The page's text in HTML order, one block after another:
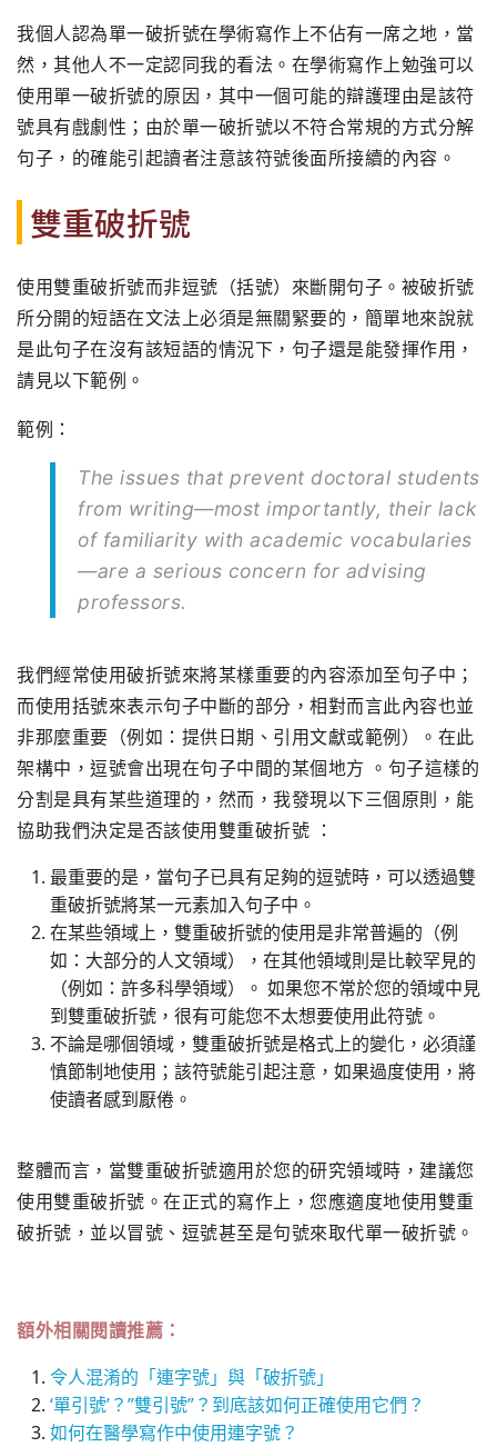
我個人認為單一破折號在學術寫作上不佔有一席之地，當
然，其他人不一定認同我的看法。在學術寫作上勉強可以
使用單一破折號的原因，其中一個可能的辯護理由是該符
號具有戲劇性；由於單一破折號以不符合常規的方式分解
句子，的確能引起讀者注意該符號後面所接續的內容。
雙重破折號
使用雙重破折號而非逗號（括號）來斷開句子。被破折號
所分開的短語在文法上必須是無關緊要的，簡單地來說就
是此句子在沒有該短語的情況下，句子還是能發揮作用，
請見以下範例。
範例：
The issues that prevent doctoral students
from writing—most importantly, their lack
of familiarity with academic vocabularies
—are a serious concern for advising
professors.
我們經常使用破折號來將某樣重要的內容添加至句子中；
而使用括號來表示句子中斷的部分，相對而言此內容也並
非那麼重要（例如：提供日期、引用文獻或範例）。在此
架構中，逗號會出現在句子中間的某個地方 。句子這樣的
分割是具有某些道理的，然而，我發現以下三個原則，能
協助我們決定是否該使用雙重破折號 ：
最重要的是，當句子已具有足夠的逗號時，可以透過雙
重破折號將某一元素加入句子中。
在某些領域上，雙重破折號的使用是非常普遍的（例
如：大部分的人文領域），在其他領域則是比較罕見的
（例如：許多科學領域）。 如果您不常於您的領域中見
到雙重破折號，很有可能您不太想要使用此符號。
不論是哪個領域，雙重破折號是格式上的變化，必須謹
慎節制地使用；該符號能引起注意，如果過度使用，將
使讀者感到厭倦。
整體而言，當雙重破折號適用於您的研究領域時，建議您
使用雙重破折號。在正式的寫作上，您應適度地使用雙重
破折號，並以冒號、逗號甚至是句號來取代單一破折號。
額外相關閱讀推薦：
令人混淆的「連字號」與「破折號」
‘單引號’？”雙引號”？到底該如何正確使用它們？
如何在醫學寫作中使用連字號？